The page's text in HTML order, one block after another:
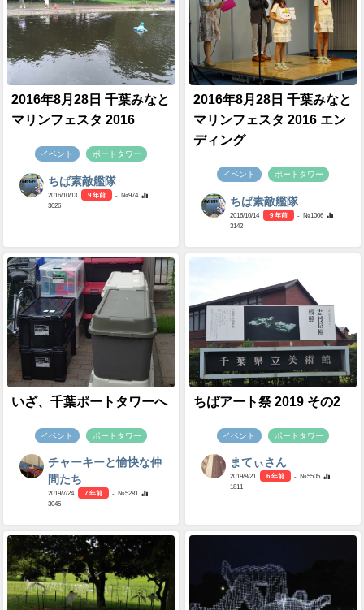
2016年8月28日 千葉みなと
マリンフェスタ 2016
イベント ポートタワー
ちば素敵艦隊
2016/10/13 9 年前
- №974
3026
2016年8月28日 千葉みなと
マリンフェスタ 2016 エン
ディング
イベント ポートタワー
ちば素敵艦隊
2016/10/14 9 年前
- №1006
3142
いざ、千葉ポートタワーへ
イベント ポートタワー
チャーキーと愉快な仲
間たち
2019/7/24 7 年前
- №5281
3045
ちばアート祭 2019 その2
イベント ポートタワー
まてぃさん
2019/8/21 6 年前
- №5505
1811